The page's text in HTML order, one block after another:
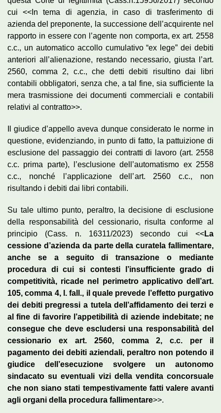
cui <<In tema di agenzia, in caso di trasferimento di
azienda del preponente, la successione dell’acquirente nel
rapporto in essere con l’agente non comporta, ex art. 2558
c.c., un automatico accollo cumulativo “ex lege” dei debiti
anteriori all’alienazione, restando necessario, giusta l’art.
2560, comma 2, c.c., che detti debiti risultino dai libri
contabili obbligatori, senza che, a tal fine, sia sufficiente la
mera trasmissione dei documenti commerciali e contabili
relativi al contratto>>.
Il giudice d’appello aveva dunque considerato le norme in
questione, evidenziando, in punto di fatto, la pattuizione di
esclusione del passaggio dei contratti di lavoro (art. 2558
c.c. prima parte), l’esclusione dell’automatismo ex 2558
c.c., nonché l’applicazione dell’art. 2560 c.c., non
risultando i debiti dai libri contabili.
Su tale ultimo punto, peraltro, la decisione di esclusione
della responsabilità del cessionario, risulta conforme al
principio (Cass. n. 16311/2023) secondo cui <<La
cessione d’azienda da parte della curatela fallimentare,
anche se a seguito di transazione o mediante
procedura di cui si contesti l’insufficiente grado di
competitività, ricade nel perimetro applicativo dell’art.
105, comma 4, l. fall., il quale prevede l’effetto purgativo
dei debiti pregressi a tutela dell’affidamento dei terzi e
al fine di favorire l’appetibilità di aziende indebitate; ne
consegue che deve escludersi una responsabilità del
cessionario ex art. 2560, comma 2, c.c. per il
pagamento dei debiti aziendali, peraltro non potendo il
giudice dell’esecuzione svolgere un autonomo
sindacato su eventuali vizi della vendita concorsuale
che non siano stati tempestivamente fatti valere avanti
agli organi della procedura fallimentare>>.